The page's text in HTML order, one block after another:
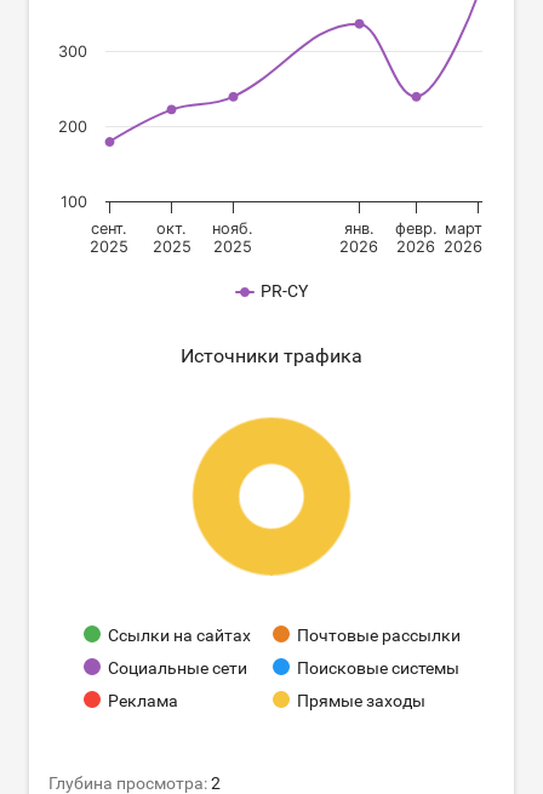
PR-CY
сент.
2025
окт.
2025
нояб.
2025
янв.
2026
февр.
2026
март
2026
100
200
300
Источники трафика
Ссылки на сайтах
Почтовые рассылки
Социальные сети
Поисковые системы
Реклама
Прямые заходы
Глубина просмотра:2